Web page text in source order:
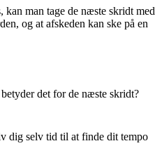
kan man tage de næste skridt med
og at afskeden kan ske på en
det for de næste skridt?
dig selv tid til at finde dit tempo